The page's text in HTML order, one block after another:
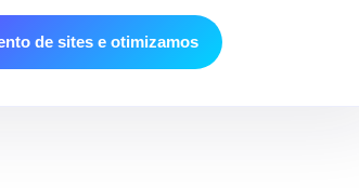
de sites e otimizamos